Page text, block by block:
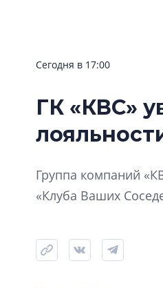
Сегодня в 17:00
ГК «КВС»
Группа компаний
«Клуба Ваших